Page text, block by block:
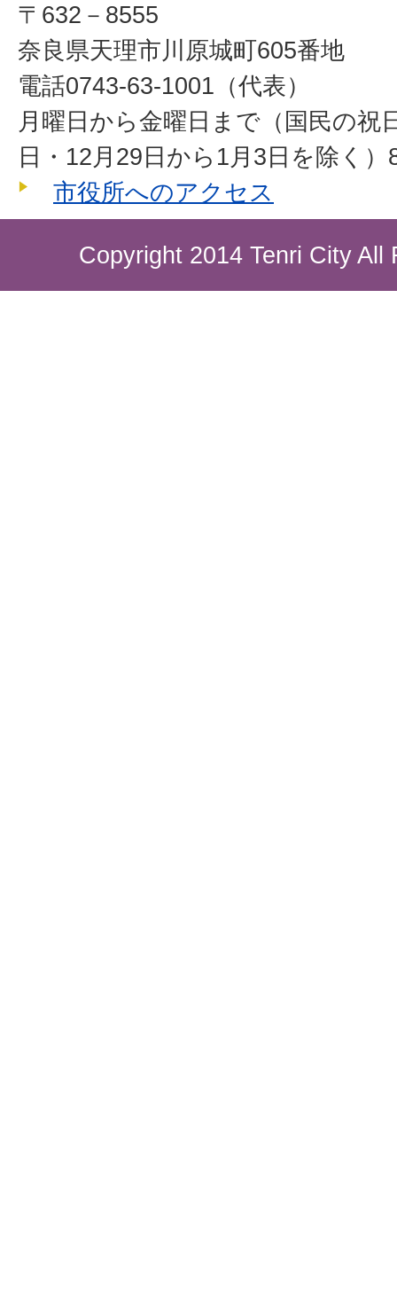
〒632－8555
奈良県天理市川原城町605番地
電話0743-63-1001（代表）
月曜日から金曜日まで（国民の祝
日・12月29日から1月3日を除く
市役所へのアクセス
Copyright 2014 Tenri City All